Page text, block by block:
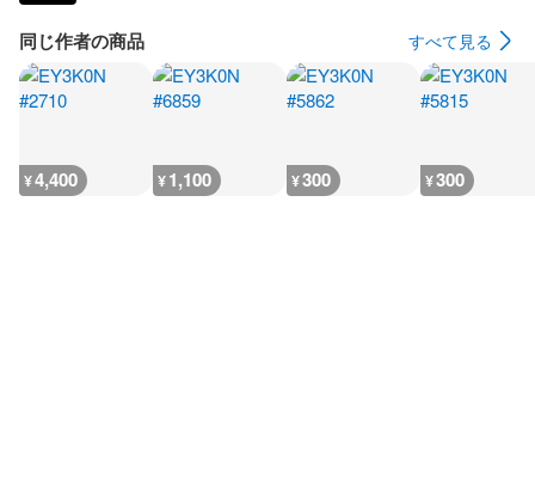
同じ作者の商品 すべて見る
¥4,400 ¥1,100 ¥300 ¥300